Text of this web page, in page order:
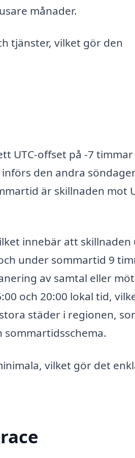
månader.
tjänster, vilket gör den
UTC-offset på -7
den andra
är skillnaden mot
innebär att
under sommartid 9
av samtal eller
och 20:00 lokal tid,
städer i regionen,
sommartidsschema.
vilket gör det